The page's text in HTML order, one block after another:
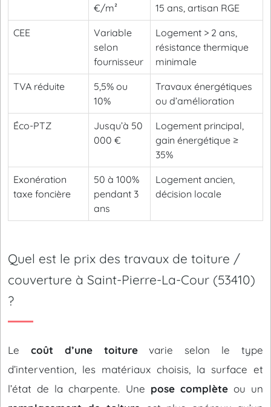
€/m²
15 ans, artisan RGE
CEE
Variable
selon
fournisseur
Logement > 2 ans,
résistance thermique
minimale
TVA réduite
5,5% ou
10%
Travaux énergétiques
ou d’amélioration
Éco-PTZ
Jusqu’à 50
000 €
Logement principal,
gain énergétique ≥
35%
Exonération
taxe foncière
50 à 100%
pendant 3
ans
Logement ancien,
décision locale
Quel est le prix des travaux de toiture /
couverture à Saint-Pierre-La-Cour (53410)
?
Le coût d’une toiturevarie selon le type
d’intervention, les matériaux choisis, la surface et
l’état de la charpente. Une pose complèteou un